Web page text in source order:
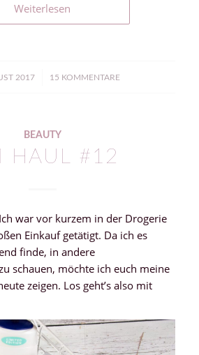
Weiterlesen
2017 15 KOMMENTARE
BEAUTY
HAUL #12
war vor kurzem in der Drogerie
Einkauf getätigt. Da ich es
finde, in andere
schauen, möchte ich euch meine
zeigen. Los geht’s also mit